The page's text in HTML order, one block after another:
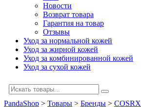
Новости
Возврат товара
Гарантия на товар
Отзывы
Уход за нормальной кожей
Уход за жирной кожей
Уход за комбинированной кожей
Уход за сухой кожей
PandaShop > Товары > Бренды > COSRX